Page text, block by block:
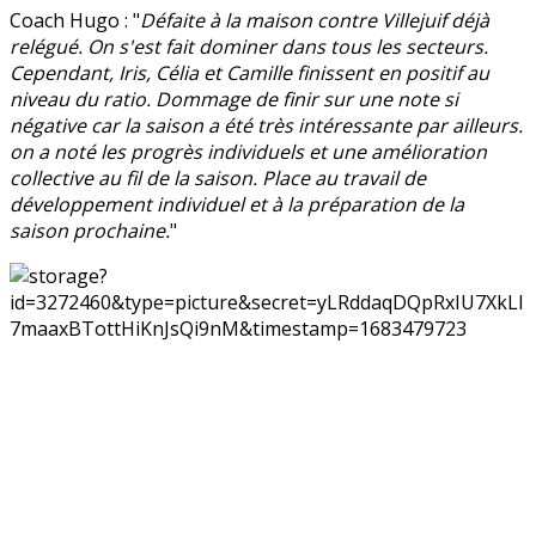
Coach Hugo : "Défaite à la maison contre Villejuif déjà
relégué. On s'est fait dominer dans tous les secteurs.
Cependant, Iris, Célia et Camille finissent en positif au
niveau du ratio. Dommage de finir sur une note si
négative car la saison a été très intéressante par ailleurs.
on a noté les progrès individuels et une amélioration
collective au fil de la saison. Place au travail de
développement individuel et à la préparation de la
saison prochaine."